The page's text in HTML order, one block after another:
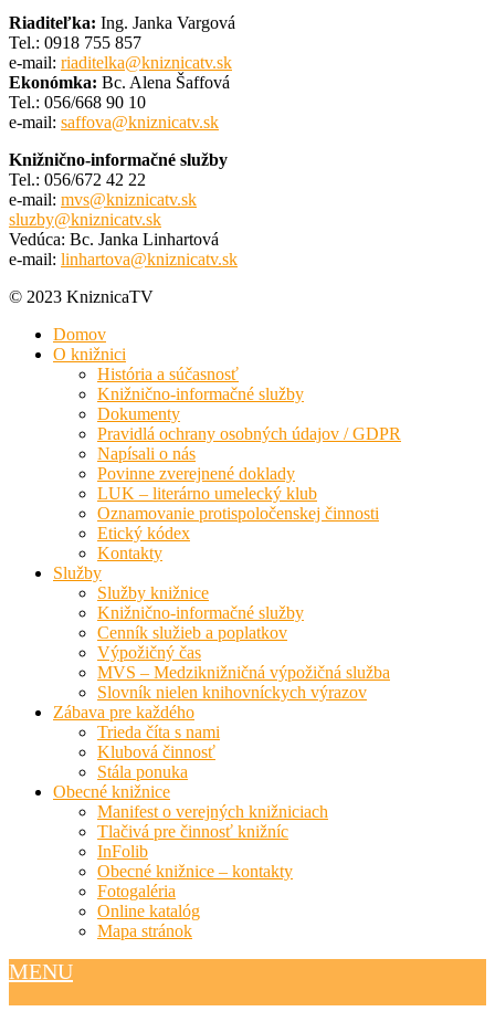
Riaditeľka: Ing. Janka Vargová
Tel.: 0918 755 857
e-mail: riaditelka@kniznicatv.sk
Ekonómka: Bc. Alena Šaffová
Tel.: 056/668 90 10
e-mail: saffova@kniznicatv.sk
Knižnično-informačné služby
Tel.: 056/672 42 22
e-mail: mvs@kniznicatv.sk
sluzby@kniznicatv.sk
Vedúca: Bc. Janka Linhartová
e-mail: linhartova@kniznicatv.sk
© 2023 KniznicaTV
Domov
O knižnici
História a súčasnosť
Knižnično-informačné služby
Dokumenty
Pravidlá ochrany osobných údajov / GDPR
Napísali o nás
Povinne zverejnené doklady
LUK – literárno umelecký klub
Oznamovanie protispoločenskej činnosti
Etický kódex
Kontakty
Služby
Služby knižnice
Knižnično-informačné služby
Cenník služieb a poplatkov
Výpožičný čas
MVS – Medziknižničná výpožičná služba
Slovník nielen knihovníckych výrazov
Zábava pre každého
Trieda číta s nami
Klubová činnosť
Stála ponuka
Obecné knižnice
Manifest o verejných knižniciach
Tlačivá pre činnosť knižníc
InFolib
Obecné knižnice – kontakty
Fotogaléria
Online katalóg
Mapa stránok
MENU